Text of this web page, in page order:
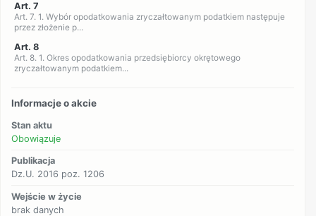
Art. 7
Art. 7. 1. Wybór opodatkowania zryczałtowanym podatkiem następuje
przez złożenie p...
Art. 8
Art. 8. 1. Okres opodatkowania przedsiębiorcy okrętowego
zryczałtowanym podatkiem...
Informacje o akcie
Stan aktu
Obowiązuje
Publikacja
Dz.U. 2016 poz. 1206
Wejście w życie
brak danych